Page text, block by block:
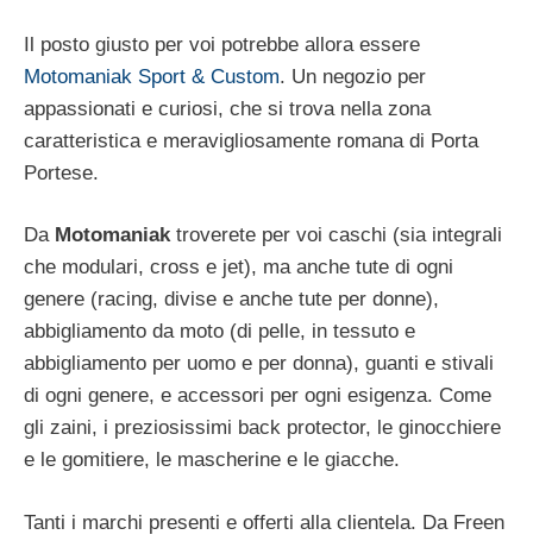
Il posto giusto per voi potrebbe allora essere
Motomaniak Sport & Custom. Un negozio per
appassionati e curiosi, che si trova nella zona
caratteristica e meravigliosamente romana di Porta
Portese.
Da Motomaniaktroverete per voi caschi (sia integrali
che modulari, cross e jet), ma anche tute di ogni
genere (racing, divise e anche tute per donne),
abbigliamento da moto (di pelle, in tessuto e
abbigliamento per uomo e per donna), guanti e stivali
di ogni genere, e accessori per ogni esigenza. Come
gli zaini, i preziosissimi back protector, le ginocchiere
e le gomitiere, le mascherine e le giacche.
Tanti i marchi presenti e offerti alla clientela. Da Freen